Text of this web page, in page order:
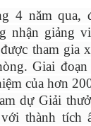
4 năm qua,
nhận giảng
tham gia
Giai
của hơn
dự Giải
thành tích